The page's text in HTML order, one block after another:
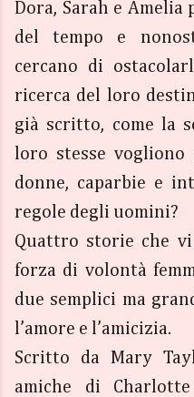
Dora, Sarah e
del tempo e
cercano di
ricerca del loro
già scritto, come la
loro stesse vogliono
donne, caparbie e
regole degli uomini?
Quattro storie che
forza di volontà
due semplici ma
l’amore e l’amicizia.
Scritto da Mary
amiche di